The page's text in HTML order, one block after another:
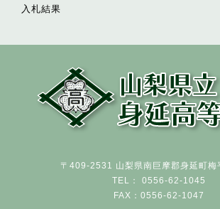
入札結果
〒409-2531 山梨県南巨摩郡身延町
TEL： 0556-62-1045
FAX：0556-62-1047